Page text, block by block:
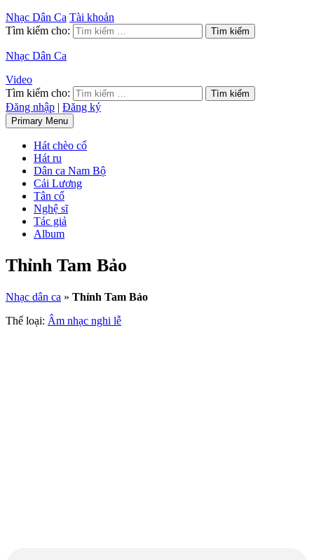
Nhạc Dân Ca Tài khoản
Tìm kiếm cho:
Nhạc Dân Ca
Video
Tìm kiếm cho:
Đăng nhập | Đăng ký
Primary Menu
Hát chèo cổ
Hát ru
Dân ca Nam Bộ
Cải Lương
Tân cổ
Nghệ sĩ
Tác giả
Album
Thỉnh Tam Bảo
Nhạc dân ca » Thỉnh Tam Bảo
Thể loại: Âm nhạc nghi lễ